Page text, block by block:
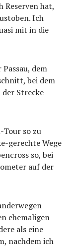
Reserven hat,
Ich
mit in die
dem
bei dem
Strecke
Tour so zu
gerechte Wege
so, bei
auf der
ehemaligen
als eine
nachdem ich